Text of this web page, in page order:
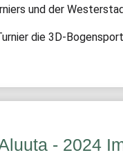
und der
die 3D-
- 2024